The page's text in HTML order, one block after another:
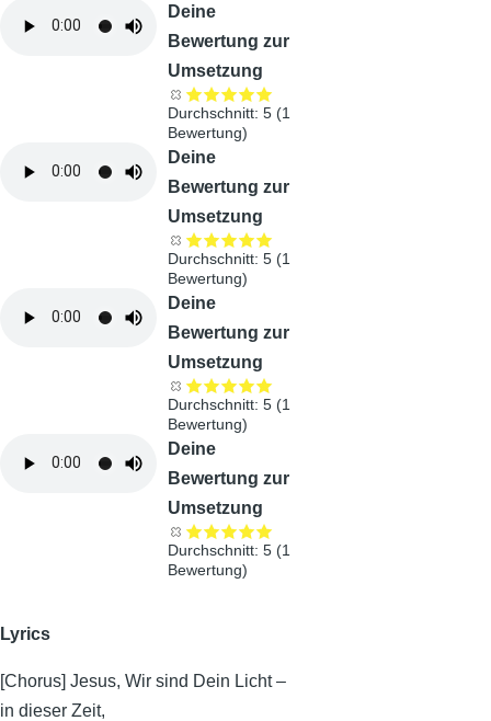
Deine
Bewertung zur
Umsetzung
Durchschnitt:5 (1
Bewertung)
Deine
Bewertung zur
Umsetzung
Durchschnitt:5 (1
Bewertung)
Deine
Bewertung zur
Umsetzung
Durchschnitt:5 (1
Bewertung)
Deine
Bewertung zur
Umsetzung
Durchschnitt:5 (1
Bewertung)
Lyrics
[Chorus] Jesus, Wir sind Dein Licht –
in dieser Zeit,